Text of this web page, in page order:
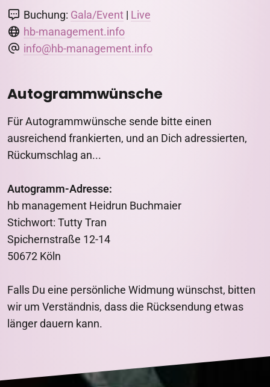
Buchung: Gala/Event| Live
hb-management.info
info@hb-management.info
Autogrammwünsche
Für Autogrammwünsche sende bitte einen
ausreichend frankierten, und an Dich adressierten,
Rückumschlag an...
Autogramm-Adresse:
hb management Heidrun Buchmaier
Stichwort: Tutty Tran
Spichernstraße 12-14
50672 Köln
Falls Du eine persönliche Widmung wünschst, bitten
wir um Verständnis, dass die Rücksendung etwas
länger dauern kann.